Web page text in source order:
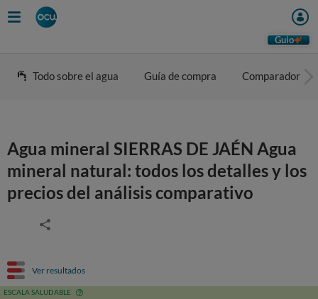
Guio
Todo sobre el agua Guía de compra Comparador
Agua mineral SIERRAS DE JAÉN Agua
mineral natural: todos los detalles y los
precios del análisis comparativo
Ver resultados
ESCALA SALUDABLE